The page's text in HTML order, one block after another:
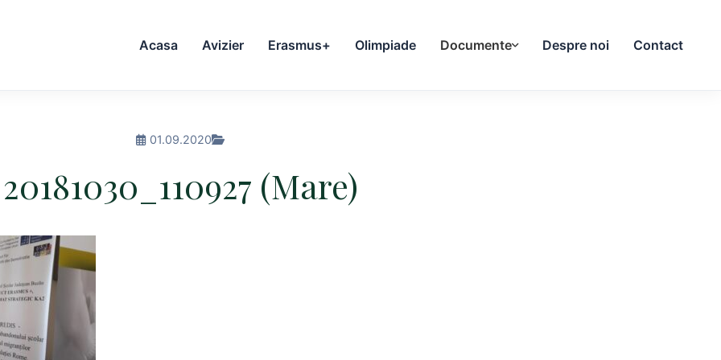
Acasa Avizier Erasmus+ Olimpiade Documente Despre noi Contact
01.09.2020
20181030_110927 (Mare)